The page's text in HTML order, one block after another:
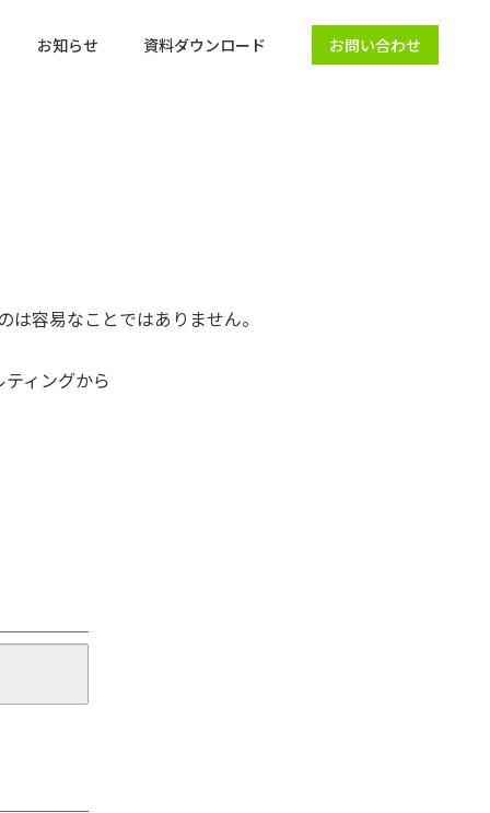
お知らせ 資料ダウンロード お問い合わせ
容易なことではありません。
ィングから